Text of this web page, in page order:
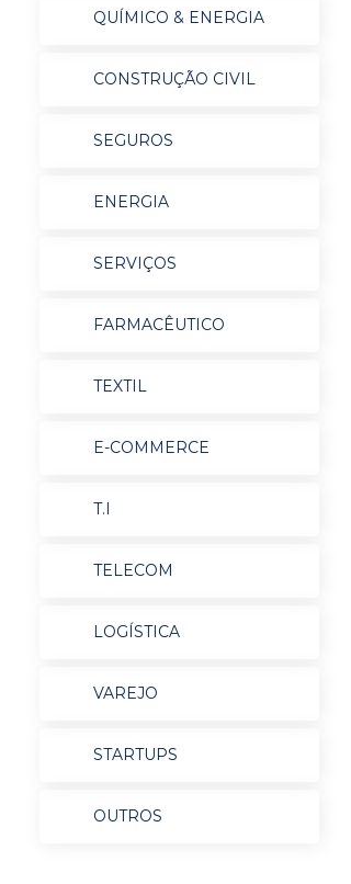
QUÍMICO & ENERGIA
CONSTRUÇÃO CIVIL
SEGUROS
ENERGIA
SERVIÇOS
FARMACÊUTICO
TEXTIL
E-COMMERCE
T.I
TELECOM
LOGÍSTICA
VAREJO
STARTUPS
OUTROS